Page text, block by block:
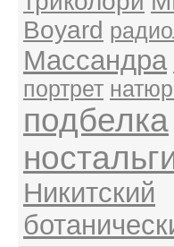
Boyard
Массандра
портрет
подбелка
Никитский